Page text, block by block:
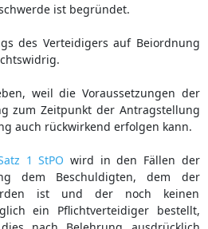
ist begründet.
des Verteidigers auf Beiordnung
weil die Voraussetzungen der
zum Zeitpunkt der Antragstellung
auch rückwirkend erfolgen kann.
1 StPO wird in den Fällen der
dem Beschuldigten, dem der
ist und der noch keinen
ein Pflichtverteidiger bestellt,